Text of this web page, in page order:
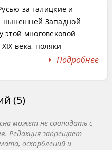
за галицкие и
нынешней Западной
многовековой
века, поляки
политические
концепции
национальное
будущем к Польше
якобы исконно
Апологеты же
восстановления
Подробнее
(5)
может не совпадать с
Редакция запрещает
оскорблений и